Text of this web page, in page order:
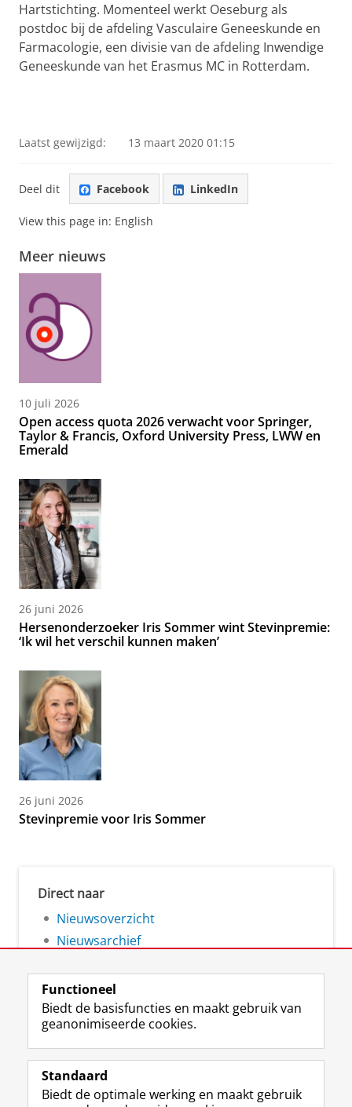
Hartstichting. Momenteel werkt Oeseburg als
postdoc bij de afdeling Vasculaire Geneeskunde en
Farmacologie, een divisie van de afdeling Inwendige
Geneeskunde van het Erasmus MC in Rotterdam.
Laatst gewijzigd: 13 maart 2020 01:15
Deel dit Facebook LinkedIn
View this page in: English
Meer nieuws
10 juli 2026
Open access quota 2026 verwacht voor Springer,
Taylor & Francis, Oxford University Press, LWW en
Emerald
26 juni 2026
Hersenonderzoeker Iris Sommer wint Stevinpremie:
‘Ik wil het verschil kunnen maken’
26 juni 2026
Stevinpremie voor Iris Sommer
Direct naar
Nieuwsoverzicht
Nieuwsarchief
Volg de RUG
F
a
e
L
i
k
R
S
-
I
n
t
Y
o
T
Studiekiezers
Functioneel
Biedt de basisfuncties en maakt gebruik van
geanonimiseerde cookies.
Standaard
Biedt de optimale werking en maakt gebruik